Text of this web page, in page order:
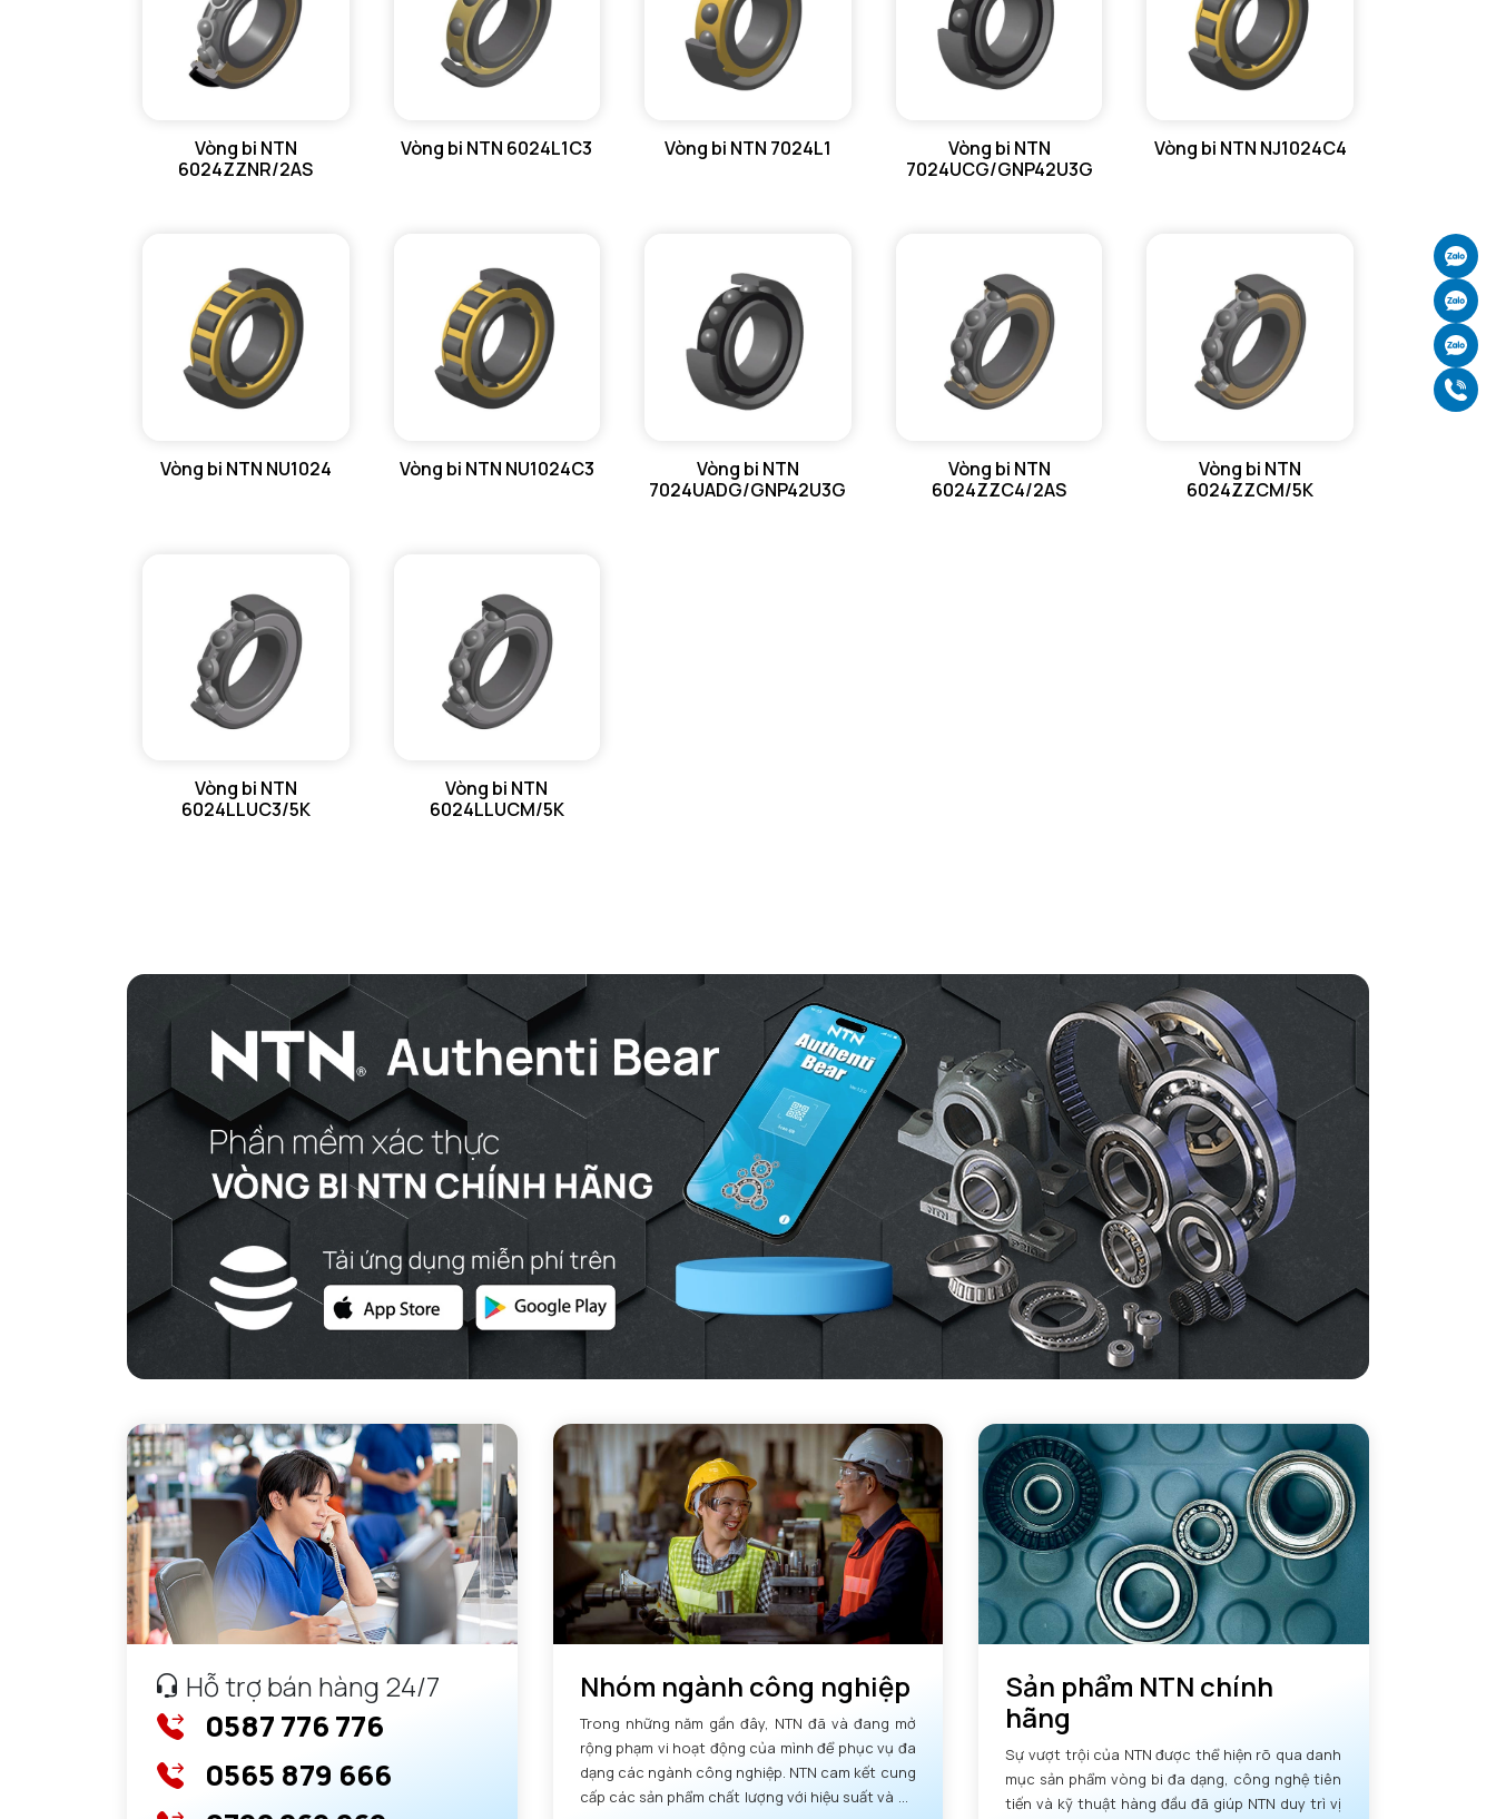
MÁY GIA NHIỆT NTN
Vòng bi NTN
6024ZZNR/2AS
Vòng bi NTN 6024L1C3 Vòng bi NTN 7024L1
Vòng bi NTN
7024UCG/GNP42U3G
Vòng bi NTN NJ1024C4
Vòng bi NTN NU1024 Vòng bi NTN NU1024C3
Vòng bi NTN
7024UADG/GNP42U3G
Vòng bi NTN
6024ZZC4/2AS
Vòng bi NTN
6024ZZCM/5K
Vòng bi NTN
6024LLUC3/5K
Vòng bi NTN
6024LLUCM/5K
Hỗ trợ bán hàng 24/7
0587 776 776
0565 879 666
Nhóm ngành công nghiệp
Trong những năm gần đây, NTN đã và đang mở
rộng phạm vi hoạt động của mình để phục vụ đa
dạng các ngành công nghiệp. NTN cam kết cung
cấp các sản phẩm chất lượng với hiệu suất và độ
Sản phẩm NTN chính
hãng
Sự vượt trội của NTN được thể hiện rõ qua danh
mục sản phẩm vòng bi đa dạng, công nghệ tiên
tiến và kỹ thuật hàng đầu đã giúp NTN duy trì vị